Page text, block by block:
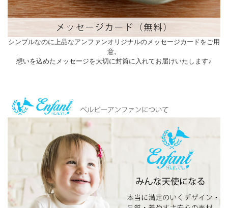
シンプルなのに上品なアンファンオリジナルのメッセージカードをご用
意。
想いを込めたメッセージを大切に封筒に入れてお届けいたします♪